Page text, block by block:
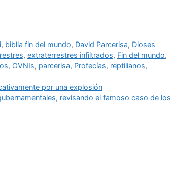
, biblia fin del mundo, David Parcerisa, Dioses
, extraterrestres infiltrados, Fin del mundo,
, OVNIs, parcerisa, Profecías, reptilianos,
por una explosión
revisando el famoso caso de los